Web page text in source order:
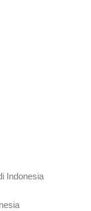
Indonesia